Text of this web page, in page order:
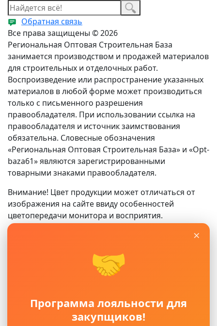
×
🤝
Программа лояльности для
закупщиков!
Обратная связь
Все права защищены © 2026
Региональная Оптовая Строительная База
занимается производством и продажей материалов
для строительных и отделочных работ.
Воспроизведение или распространение указанных
материалов в любой форме может производиться
только с письменного разрешения
правообладателя. При использовании ссылка на
правообладателя и источник заимствования
обязательна. Словесные обозначения
«Региональная Оптовая Строительная База» и «Opt-
baza61» являются зарегистрированными
товарными знаками правообладателя.
Внимание! Цвет продукции может отличаться от
изображения на сайте ввиду особенностей
цветопередачи монитора и восприятия.
не является публичной офертой, определяемой
положениями ГК РФ. Для получения подробной
офисы продаж.